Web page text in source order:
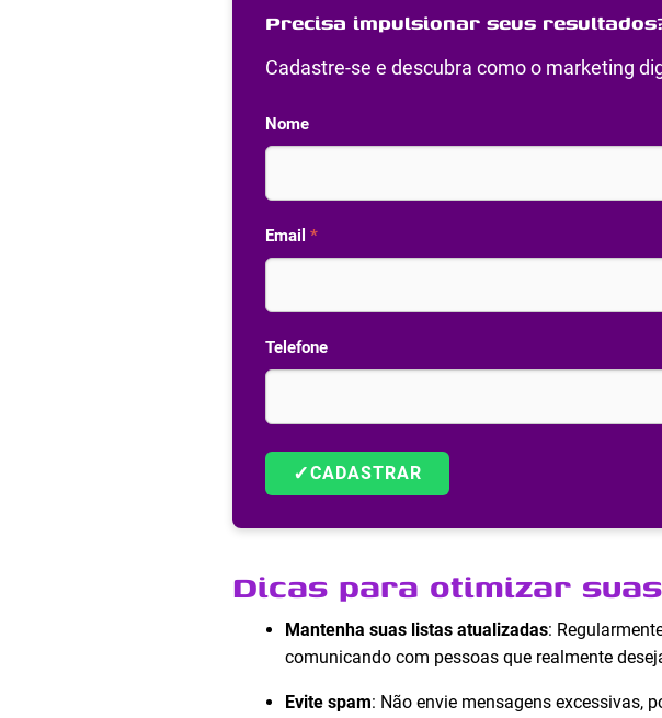
Precisa impulsionar seus
Cadastre-se e descubra como o marketing
Nome
Email *
Telefone
✓CADASTRAR
Dicas para otimizar
Mantenha suas listas atualizadas:
comunicando com pessoas que realmente
Evite spam: Não envie mensagens excessivas,